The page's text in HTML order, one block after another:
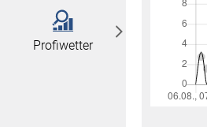
Profiwetter